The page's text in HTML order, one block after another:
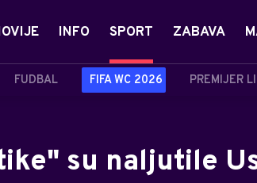
INFO SPORT
FUDBAL FIFA WC 2026 PREMIJER
ZABAVA
su naljutile